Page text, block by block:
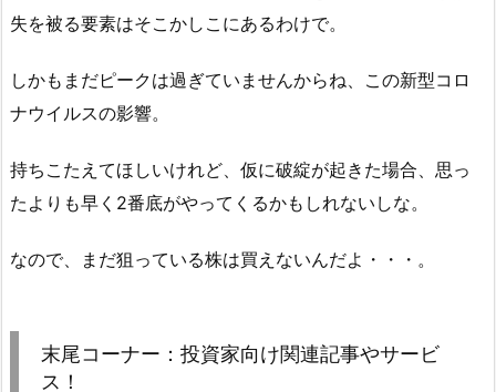
失を被る要素はそこかしこにあるわけで。
しかもまだピークは過ぎていませんからね、この新型コロ
ナウイルスの影響。
持ちこたえてほしいけれど、仮に破綻が起きた場合、思っ
たよりも早く2番底がやってくるかもしれないしな。
なので、まだ狙っている株は買えないんだよ・・・。
末尾コーナー：投資家向け関連記事やサービ
ス！